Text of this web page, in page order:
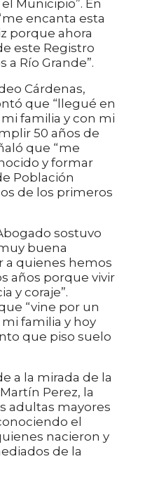
Municipio”. En
encanta esta
porque ahora
este Registro
Río Grande”.
Cárdenas,
que “llegué en
familia y con mi
50 años de
que “me
y formar
Población
de los primeros
sostuvo
buena
a quienes hemos
años porque vivir
y coraje”.
“vine por un
familia y hoy
que piso suelo
a la mirada de la
Perez, la
adultas mayores
el
nacieron y
de la